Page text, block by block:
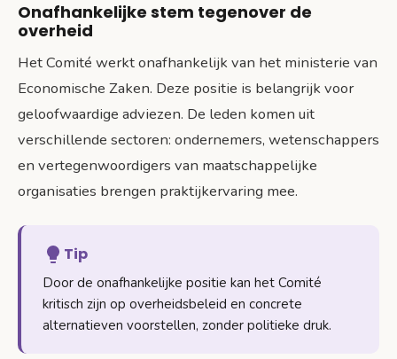
Onafhankelijke stem tegenover de
overheid
Het Comité werkt onafhankelijk van het ministerie van
Economische Zaken. Deze positie is belangrijk voor
geloofwaardige adviezen. De leden komen uit
verschillende sectoren: ondernemers, wetenschappers
en vertegenwoordigers van maatschappelijke
organisaties brengen praktijkervaring mee.
Tip
Door de onafhankelijke positie kan het Comité
kritisch zijn op overheidsbeleid en concrete
alternatieven voorstellen, zonder politieke druk.